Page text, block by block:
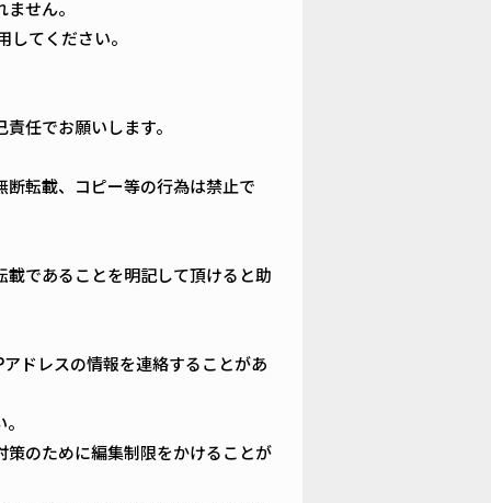
せん。
てください。
任でお願いします。
転載、コピー等の行為は禁止で
であることを明記して頂けると助
ドレスの情報を連絡することがあ
のために編集制限をかけることが